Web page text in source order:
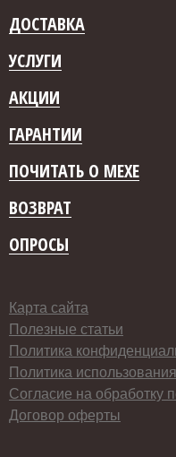
ДОСТАВКА
УСЛУГИ
АКЦИИ
ГАРАНТИИ
ПОЧИТАТЬ О МЕХЕ
ВОЗВРАТ
ОПРОСЫ
Карта сайта
Полезные статьи
Политика
Политика
Согласие на обработку
Договор оферты